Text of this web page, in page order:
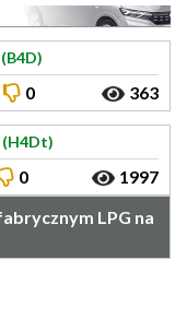
0 363
(H4Dt)
0
1997
LPG na